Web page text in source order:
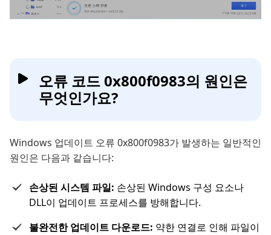
오류 코드 0x800f0983의 원인은
무엇인가요?
Windows 업데이트 오류 0x800f0983가 발생하는 일반적인
원인은 다음과 같습니다:
손상된 시스템 파일: 손상된 Windows 구성 요소나
DLL이 업데이트 프로세스를 방해합니다.
불완전한 업데이트 다운로드: 약한 연결로 인해 파일이